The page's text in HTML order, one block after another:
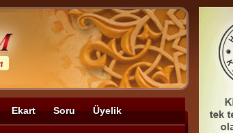
Ekart Soru Üyelik